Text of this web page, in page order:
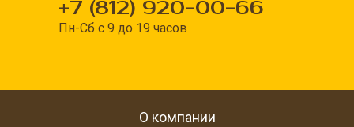
+7 (812) 920-00-66
Пн-Сб с 9 до 19 часов
О компании